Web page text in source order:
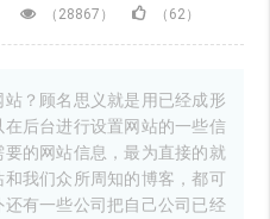
（28867） （62）
？顾名思义就是用已经成形
后台进行设置网站的一些信
的网站信息，最为直接的就
我们众所周知的博客，都可
有一些公司把自己公司已经